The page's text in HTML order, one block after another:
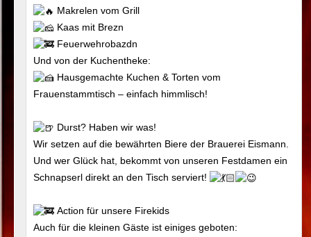
Makrelen vom Grill
Kaas mit Brezn
Feuerwehrobazdn
Und von der Kuchentheke:
Hausgemachte Kuchen & Torten vom
Frauenstammtisch – einfach himmlisch!
Durst? Haben wir was!
Wir setzen auf die bewährten Biere der Brauerei Eismann.
Und wer Glück hat, bekommt von unseren Festdamen ein
Schnapserl direkt an den Tisch serviert!
Action für unsere Firekids
Auch für die kleinen Gäste ist einiges geboten: